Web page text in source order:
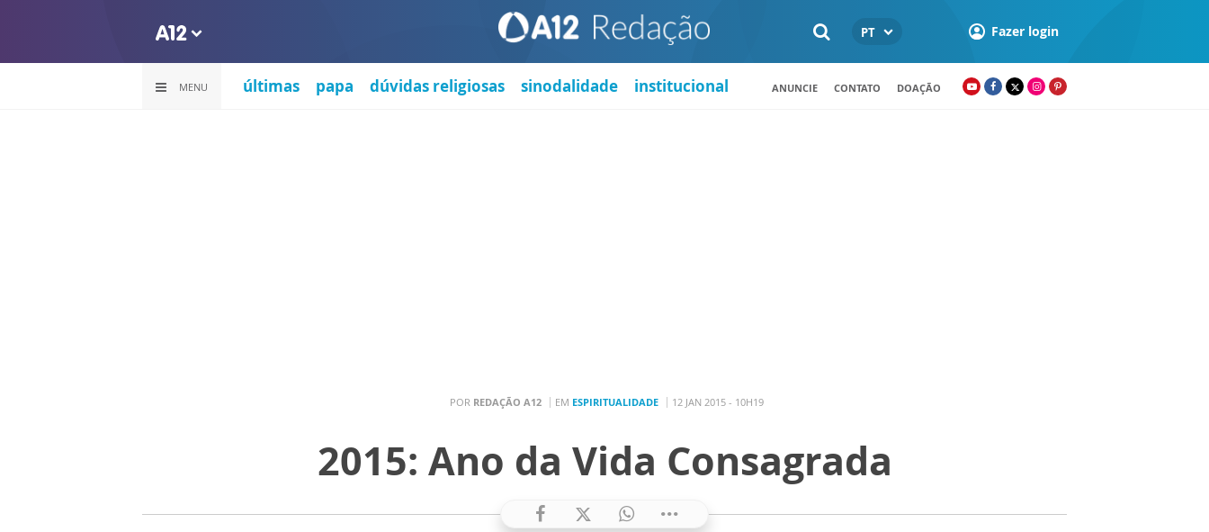
PT Fazer login
MENU últimas papa dúvidas religiosas sinodalidade institucional ANUNCIE CONTATO DOAÇÃO
POR REDAÇÃO A12 EM ESPIRITUALIDADE 12 JAN 2015 - 10H19
2015: Ano da Vida Consagrada